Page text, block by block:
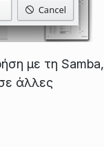
με τη Samba,
άλλες